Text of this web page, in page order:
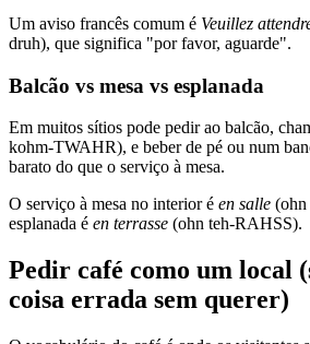
Um aviso francês comum é Veuillez
druh), que significa "por favor, aguarde".
Balcão vs mesa vs esplanada
Em muitos sítios pode pedir ao balcão,
kohm-TWAHR), e beber de pé ou num
barato do que o serviço à mesa.
O serviço à mesa no interior é en salle (ohn
esplanada é en terrasse (ohn teh-RAHSS).
Pedir café como um local
coisa errada sem querer)